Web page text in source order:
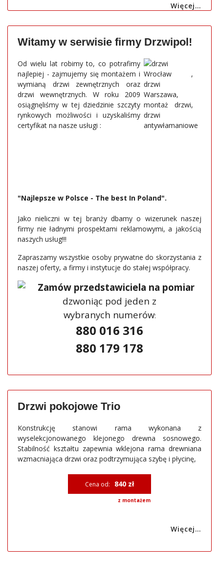
Więcej…
Witamy w serwisie firmy Drzwipol!
Od wielu lat robimy to, co potrafimy
najlepiej - zajmujemy się montażem i
wymianą drzwi zewnętrznych oraz
drzwi wewnętrznych. W roku 2009
osiągnęliśmy w tej dziedzinie szczyty
rynkowych możliwości i uzyskaliśmy
certyfikat na nasze usługi :
"Najlepsze w Polsce - The best In Poland".
Jako nieliczni w tej branży dbamy o wizerunek naszej
firmy nie ładnymi prospektami reklamowymi, a jakością
naszych usług!!!
Zapraszamy wszystkie osoby prywatne do skorzystania z
naszej oferty, a firmy i instytucje do stałej współpracy.
Zamów przedstawiciela na pomiar
dzwoniąc pod jeden z
wybranych numerów:
880 016 316
880 179 178
Drzwi pokojowe Trio
Konstrukcję stanowi rama wykonana z
wyselekcjonowanego klejonego drewna sosnowego.
Stabilność kształtu zapewnia wklejona rama drewniana
wzmacniająca drzwi oraz podtrzymująca szybę i płycinę,
Cena od: 840 zł
z montażem
Więcej…